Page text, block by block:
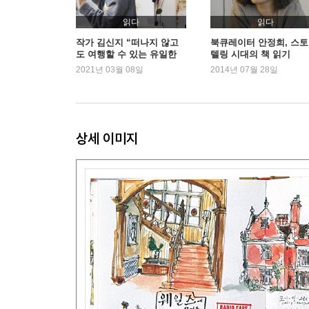
읽다
작가 김신지 “떠나지 않고
도 여행할 수 있는 유일한
방법”
2021년 03월 08일
읽다
북큐레이터 안정희, 스
텔링 시대의 책 읽기
2014년 07월 28일
상세 이미지